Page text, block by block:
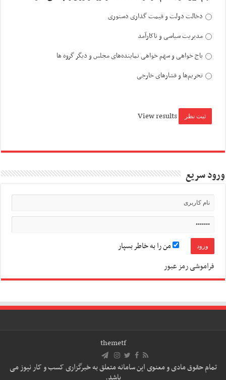
دخالت دولت و قیمت گذاری دستوری
مدیریت سیاسی و ناکارآمد
باج خواهی و سهم خواهی نماینده‌های مجلس و دیگر گروه ها
تحریم‌ها و فشارهای خارجی
View results
ورود سریع
من را به خاطر بسپار
فراموشی رمز عبور
themetf
تمام حقوق مادی و معنوی این سامانه متعلق به خبرگزاری کسب و کار نیوز می
باشد.